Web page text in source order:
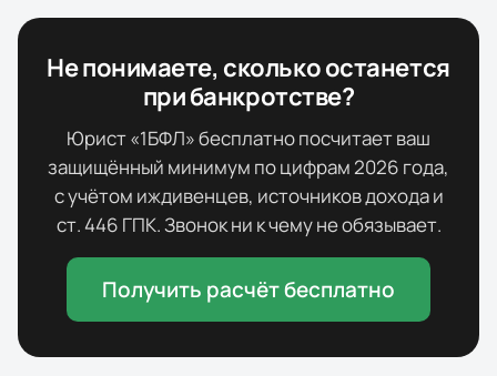
Не понимаете, сколько останется
при банкротстве?
Юрист «1БФЛ» бесплатно посчитает ваш
защищённый минимум по цифрам2026 года,
с учётом иждивенцев, источников дохода и
ст. 446 ГПК. Звонок ни к чему не обязывает.
Получить расчёт бесплатно